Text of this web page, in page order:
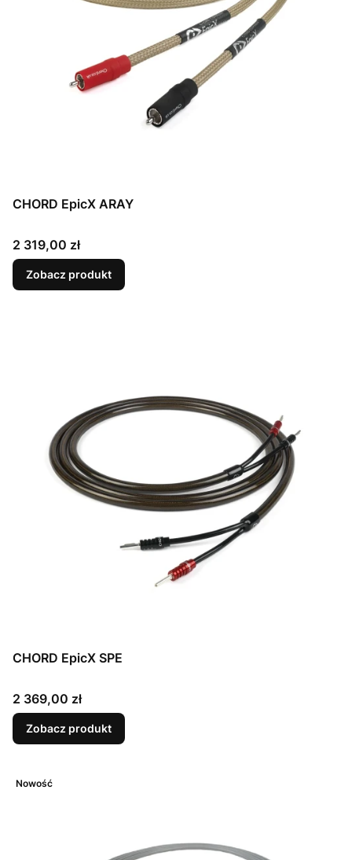
CHORD EpicX ARAY
Cena
2 319,00 zł
Zobacz produkt
CHORD EpicX SPE
Cena
2 369,00 zł
Zobacz produkt
Nowość